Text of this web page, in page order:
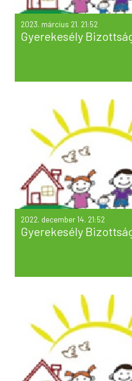
2023. március 21. 21:52
Gyerekesély
2022. december 14. 21:52
Gyerekesély